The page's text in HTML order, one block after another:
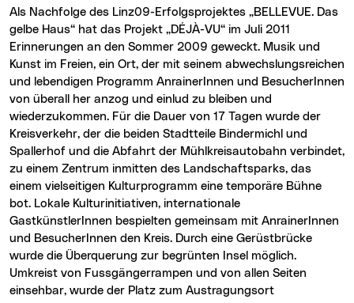
Als Nachfolge des Linz09-Erfolgsprojektes „BELLEVUE. Das
gelbe Haus“ hat das Projekt „DÉJÀ-VU“ im Juli 2011
Erinnerungen an den Sommer 2009 geweckt. Musik und
Kunst im Freien, ein Ort, der mit seinem abwechslungsreichen
und lebendigen Programm AnrainerInnen und BesucherInnen
von überall her anzog und einlud zu bleiben und
wiederzukommen. Für die Dauer von 17 Tagen wurde der
Kreisverkehr, der die beiden Stadtteile Bindermichl und
Spallerhof und die Abfahrt der Mühlkreisautobahn verbindet,
zu einem Zentrum inmitten des Landschaftsparks, das
einem vielseitigen Kulturprogramm eine temporäre Bühne
bot. Lokale Kulturinitiativen, internationale
GastkünstlerInnen bespielten gemeinsam mit AnrainerInnen
und BesucherInnen den Kreis. Durch eine Gerüstbrücke
wurde die Überquerung zur begrünten Insel möglich.
Umkreist von Fussgängerrampen und von allen Seiten
einsehbar, wurde der Platz zum Austragungsort